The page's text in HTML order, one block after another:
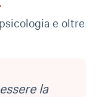
e oltre
la